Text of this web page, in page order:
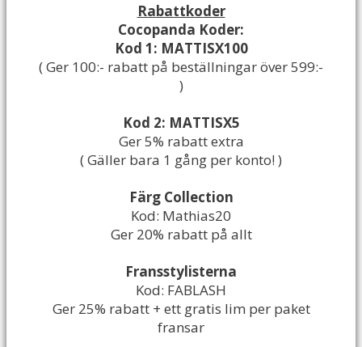
Rabattkoder
Cocopanda Koder:
Kod 1: MATTISX100
( Ger 100:- rabatt på beställningar över 599:-
)
Kod 2: MATTISX5
Ger 5% rabatt extra
( Gäller bara 1 gång per konto! )
Färg Collection
Kod: Mathias20
Ger 20% rabatt på allt
Fransstylisterna
Kod: FABLASH
Ger 25% rabatt + ett gratis lim per paket
fransar